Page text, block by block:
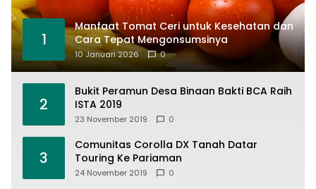
1
Manfaat Tomat Ceri untuk Kesehatan dan
Cara Tepat Mengonsumsinya
10 Januari 2026 0
2
Bukit Peramun Desa Binaan Bakti BCA Raih
ISTA 2019
23 November 2019 0
3
Comunitas Corolla DX Tanah Datar
Touring Ke Pariaman
24 November 2019 0